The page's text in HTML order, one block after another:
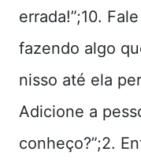
errada!”;10.
fazendo algo
nisso até ela
Adicione a
conheço?”;2.